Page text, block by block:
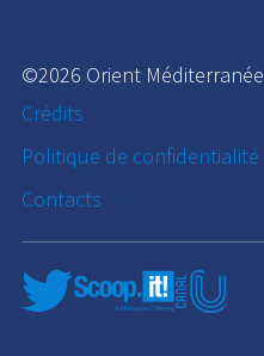
©2026 Orient Méditerranée
Crédits
Politique de confidentialité
Contacts